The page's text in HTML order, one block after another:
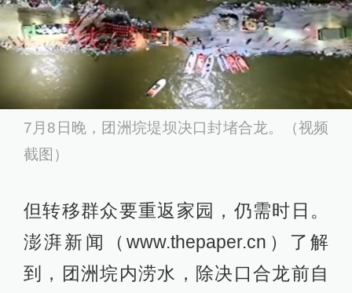
7月8日晚，团洲垸堤坝决口封堵合龙。（视频
截图）
但转移群众要重返家园，仍需时日。
澎湃新闻（www.thepaper.cn）了解
到，团洲垸内涝水，除决口合龙前自